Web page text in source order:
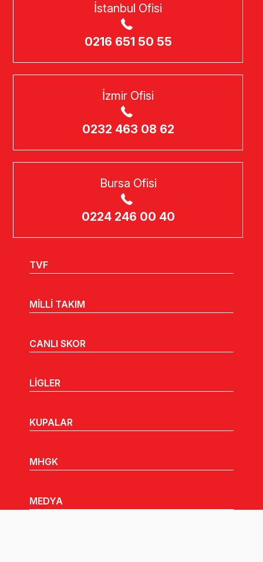
İstanbul Ofisi
0216 651 50 55
İzmir Ofisi
0232 463 08 62
Bursa Ofisi
0224 246 00 40
TVF
MİLLİ TAKIM
CANLI SKOR
LİGLER
KUPALAR
MHGK
MEDYA